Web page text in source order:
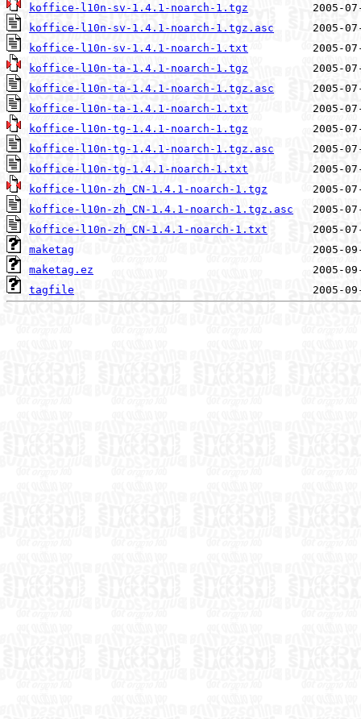
koffice-l10n-sv-1.4.1-noarch-1.tgz
koffice-l10n-sv-1.4.1-noarch-1.tgz.asc
koffice-l10n-sv-1.4.1-noarch-1.txt
koffice-l10n-ta-1.4.1-noarch-1.tgz
koffice-l10n-ta-1.4.1-noarch-1.tgz.asc
koffice-l10n-ta-1.4.1-noarch-1.txt
koffice-l10n-tg-1.4.1-noarch-1.tgz
koffice-l10n-tg-1.4.1-noarch-1.tgz.asc
koffice-l10n-tg-1.4.1-noarch-1.txt
koffice-l10n-zh_CN-1.4.1-noarch-1.tgz
koffice-l10n-zh_CN-1.4.1-noarch-1.tgz.asc
koffice-l10n-zh_CN-1.4.1-noarch-1.txt
maketag
maketag.ez
tagfile